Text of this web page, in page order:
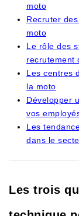
moto
Recruter
moto
Le rôle des
recrutement
Les centres
la moto
Développer
vos
Les
dans le
Les trois